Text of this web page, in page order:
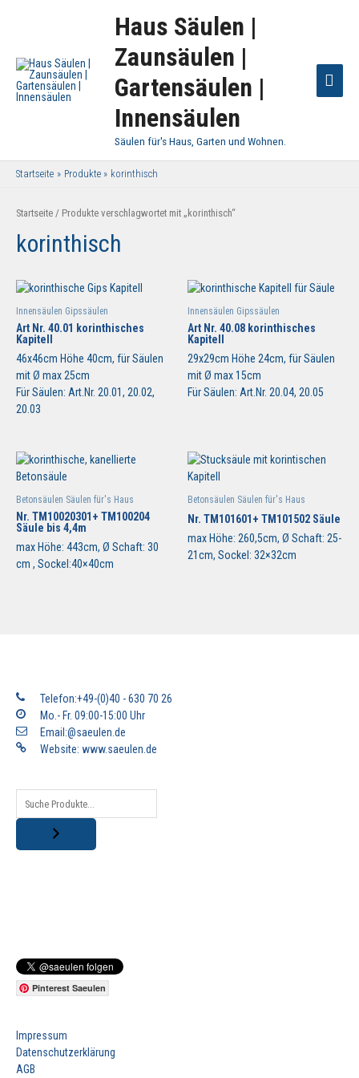
Haus Säulen |
Zaunsäulen |
Gartensäulen |
Innensäulen
Säulen für's Haus, Garten und Wohnen.
Startseite Produkte korinthisch
Startseite / Produkte verschlagwortet mit „korinthisch“
korinthisch
Innensäulen Gipssäulen
Art Nr. 40.01 korinthisches
Kapitell
46x46cm Höhe 40cm, für Säulen
mit Ø max 25cm
Für Säulen: Art.Nr. 20.01, 20.02,
20.03
Innensäulen Gipssäulen
Art Nr. 40.08 korinthisches
Kapitell
29x29cm Höhe 24cm, für Säulen
mit Ø max 15cm
Für Säulen: Art.Nr. 20.04, 20.05
Betonsäulen Säulen für's Haus
Nr. TM10020301+ TM100204
Säule bis 4,4m
max Höhe: 443cm, Ø Schaft: 30
cm , Sockel:40×40cm
Betonsäulen Säulen für's Haus
Nr. TM101601+ TM101502 Säule
max Höhe: 260,5cm, Ø Schaft: 25-
21cm, Sockel: 32×32cm
Telefon:+49-(0)40 - 630 70 26
Mo.- Fr. 09:00-15:00 Uhr
Email:@saeulen.de
Website: www.saeulen.de
Pinterest Saeulen
Impressum
Datenschutzerklärung
AGB